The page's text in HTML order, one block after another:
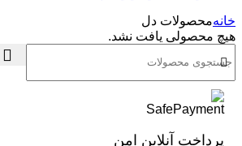
خانهمحصولات دل
هیچ محصولی یافت نشد.
پرداخت آنلاین امن